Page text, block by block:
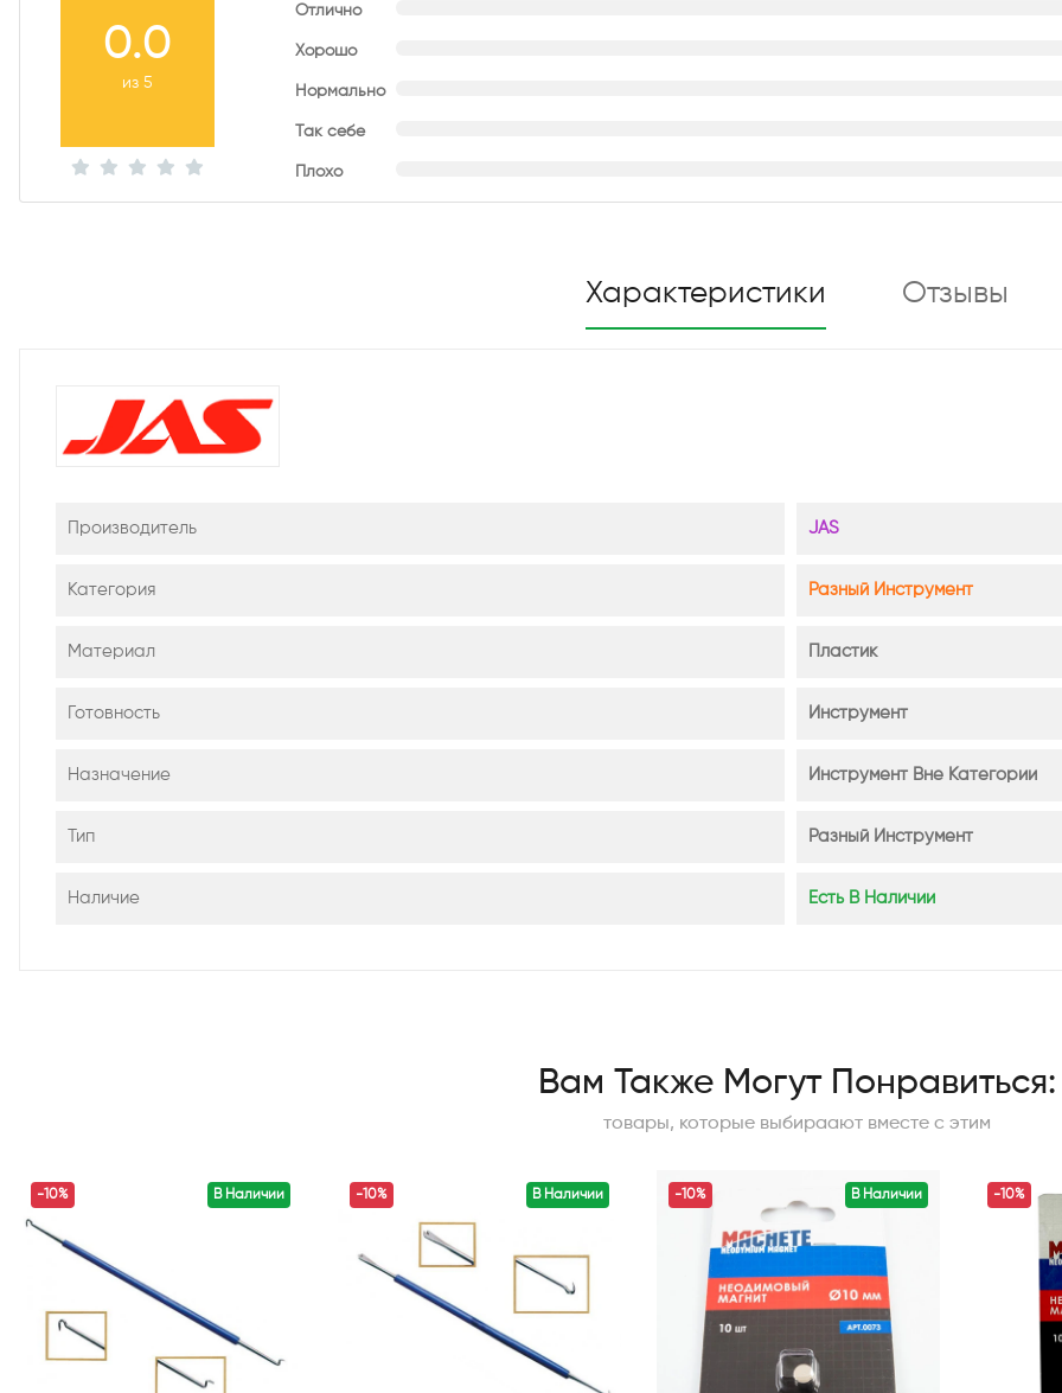
0.0
из 5
Отлично
Хорошо
Нормально
Так себе
Плохо
Характеристики Отзывы
Производитель JAS
Категория Разный Инструмент
Материал Пластик
Готовность Инструмент
Назначение Инструмент Вне Категории
Тип Разный Инструмент
Наличие Есть В Наличии
Вам Также Могут Понравиться:
товары, которые выбираают вместе с этим
В Наличии
-10% В Наличии
-10% В Наличии
-10% -10%